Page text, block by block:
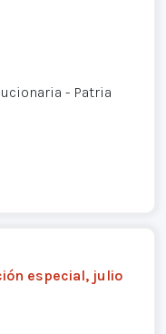
- Patria
especial, julio